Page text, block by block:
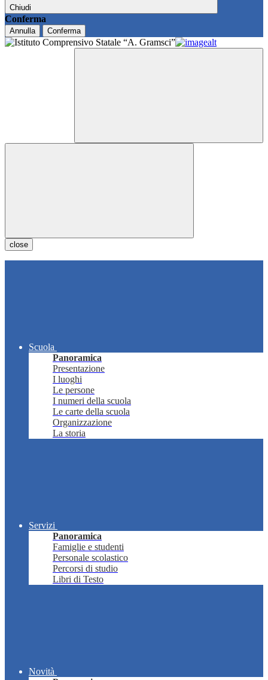
Chiudi
Conferma
Annulla Conferma
close
Scuola
Panoramica
Presentazione
I luoghi
Le persone
I numeri della scuola
Le carte della scuola
Organizzazione
La storia
Servizi
Panoramica
Famiglie e studenti
Personale scolastico
Percorsi di studio
Libri di Testo
Novità